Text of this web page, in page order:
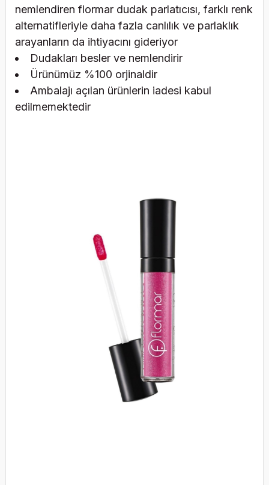
nemlendiren flormar dudak parlatıcısı, farklı renk
alternatifleriyle daha fazla canlılık ve parlaklık
arayanların da ihtiyacını gideriyor
Dudakları besler ve nemlendirir
Ürünümüz %100 orjinaldir
Ambalajı açılan ürünlerin iadesi kabul
edilmemektedir